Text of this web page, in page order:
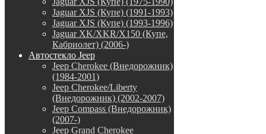
Jaguar XJS (Купе) (1991-1993)
Jaguar XJS (Купе) (1993-1996)
Jaguar XK/XKR/X150 (Купе,
Кабриолет) (2006-)
Автостекло Jeep
Jeep Cherokee (Внедорожник)
(1984-2001)
Jeep Cherokee/Liberty
(Внедорожник) (2002-2007)
Jeep Compass (Внедорожник)
(2007-)
Jeep Grand Cherokee